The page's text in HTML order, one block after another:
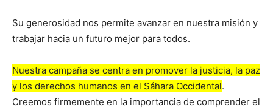
Su generosidad nos permite avanzar en nuestra misión y
trabajar hacia un futuro mejor para todos.
Nuestra campaña se centra en promover la justicia, la paz
y los derechos humanos en el Sáhara Occidental.
Creemos firmemente en la importancia de comprender el